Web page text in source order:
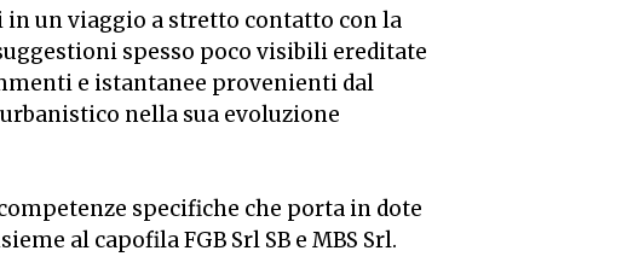
in un viaggio a stretto contatto con la
spesso poco visibili ereditate
e istantanee provenienti dal
nella sua evoluzione
specifiche che porta in dote
al capofila FGB Srl SB e MBS Srl.